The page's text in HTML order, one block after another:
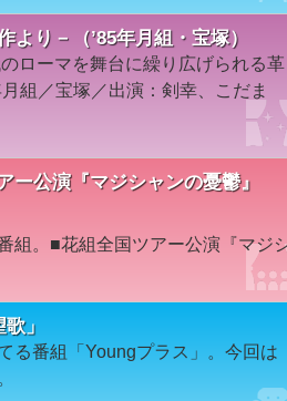
り－（’85年月組・宝塚）
ローマを舞台に繰り広げられる革
組／宝塚／出演：剣幸、こだま
ー公演『マジシャンの憂鬱』
組。■花組全国ツアー公演『マジ
」
る番組「Youngプラス」。今回は